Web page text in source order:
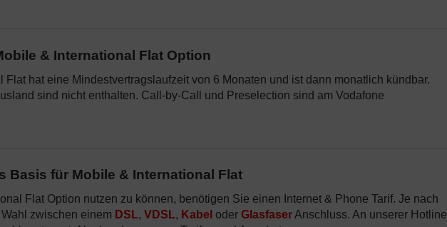
& International Flat Option
Flat hat eine Mindestvertragslaufzeit von 6 Monaten und ist dann monatlich kündbar.
sind nicht enthalten. Call-by-Call und Preselection sind am Vodafone
Basis für Mobile & International Flat
Flat Option nutzen zu können, benötigen Sie einen Internet & Phone Tarif. Je nach
zwischen einem DSL, VDSL, Kabel oder GlasfaserAnschluss. An unserer Hotline